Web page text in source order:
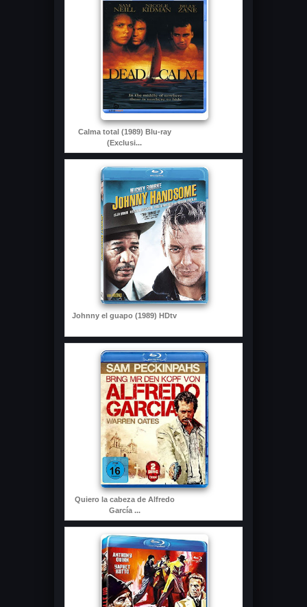
Calma total (1989) Blu-ray
(Exclusi...
Johnny el guapo (1989) HDtv
Quiero la cabeza de Alfredo
García ...